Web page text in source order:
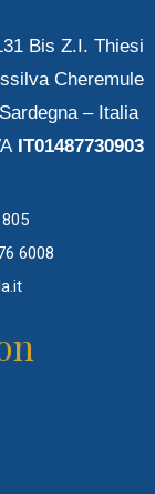
Bis Z.I. Thiesi
Cheremule
– Italia
IT01487730903
6008